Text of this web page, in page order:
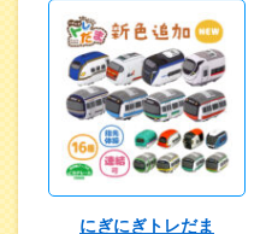
にぎにぎトレだま